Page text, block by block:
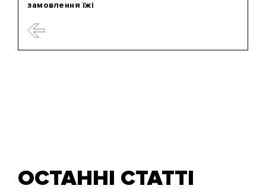
замовлення їжі
ОСТАННІ СТАТТІ